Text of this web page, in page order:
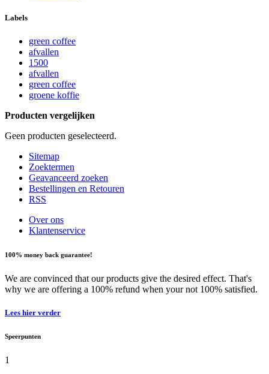
Labels
green coffee
afvallen
1500
afvallen
green coffee
groene koffie
Producten vergelijken
Geen producten geselecteerd.
Sitemap
Zoektermen
Geavanceerd zoeken
Bestellingen en Retouren
RSS
Over ons
Klantenservice
100% money back guarantee!
We are convinced that our products give the desired effect. That's
why we are offering a 100% refund when your not 100% satisfied.
Lees hier verder
Speerpunten
1